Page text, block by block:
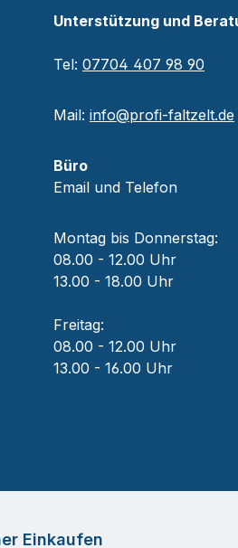
Unterstützung und
Tel: 07704 407 98 90
Mail: info@profi-faltzelt.de
Büro
Email und Telefon
Montag bis Donnerstag:
08.00 - 12.00 Uhr
13.00 - 18.00 Uhr
Freitag:
08.00 - 12.00 Uhr
13.00 - 16.00 Uhr
Einkaufen